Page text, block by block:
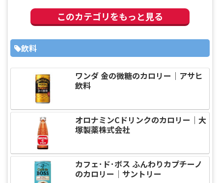
このカテゴリをもっと見る
飲料
ワンダ 金の微糖のカロリー｜アサヒ
飲料
オロナミンCドリンクのカロリー｜大
塚製薬株式会社
カフェ･ド･ボス ふんわりカプチーノ
のカロリー｜サントリー